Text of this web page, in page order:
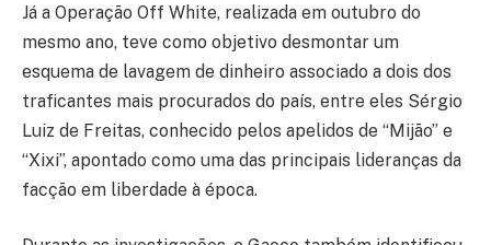
Já a Operação Off White, realizada em outubro do
mesmo ano, teve como objetivo desmontar um
esquema de lavagem de dinheiro associado a dois dos
traficantes mais procurados do país, entre eles Sérgio
Luiz de Freitas, conhecido pelos apelidos de “Mijão” e
“Xixi”, apontado como uma das principais lideranças da
facção em liberdade à época.